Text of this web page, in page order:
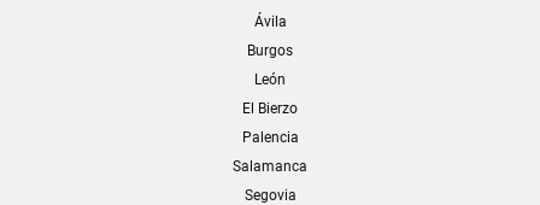
Ávila
Burgos
León
El Bierzo
Palencia
Salamanca
Segovia